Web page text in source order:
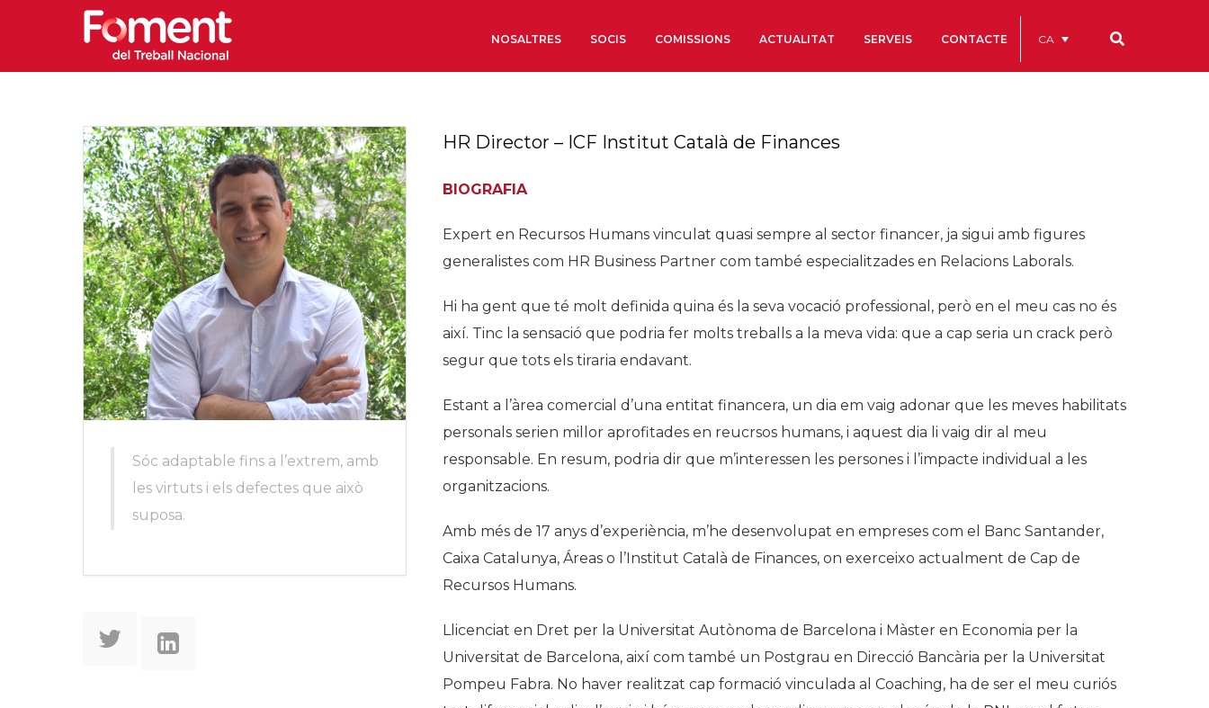
NOSALTRES
Òrgans de Govern
Institut d’Estudis Estratègics
Societat Barcelonesa d’Estudis
Organitzacions territorials
Organitzacions sectorials
Història
Galeria de Presidents
Portal de la Transparència
SOCIS COMISSIONS ACTUALITAT SERVEIS CONTACTE CA
Sóc adaptable fins a l’extrem, amb
les virtuts i els defectes que això
suposa.
HR Director – ICF Institut Català de Finances
BIOGRAFIA
Expert en Recursos Humans vinculat quasi sempre al sector financer, ja sigui amb figures
generalistes com HR Business Partner com també especialitzades en Relacions Laborals.
Hi ha gent que té molt definida quina és la seva vocació professional, però en el meu cas no és
així. Tinc la sensació que podria fer molts treballs a la meva vida: que a cap seria un crack però
segur que tots els tiraria endavant.
Estant a l’àrea comercial d’una entitat financera, un dia em vaig adonar que les meves habilitats
personals serien millor aprofitades en reucrsos humans, i aquest dia li vaig dir al meu
responsable. En resum, podria dir que m’interessen les persones i l’impacte individual a les
organitzacions.
Amb més de 17 anys d’experiència, m’he desenvolupat en empreses com el Banc Santander,
Caixa Catalunya, Áreas o l’Institut Català de Finances, on exerceixo actualment de Cap de
Recursos Humans.
Llicenciat en Dret per la Universitat Autònoma de Barcelona i Màster en Economia per la
Universitat de Barcelona, així com també un Postgrau en Direcció Bancària per la Universitat
Pompeu Fabra. No haver realitzat cap formació vinculada al Coaching, ha de ser el meu curiós